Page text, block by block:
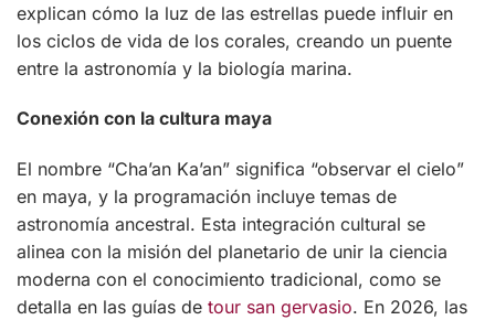
explican cómo la luz de las estrellas puede influir en
los ciclos de vida de los corales, creando un puente
entre la astronomía y la biología marina.
Conexión con la cultura maya
El nombre “Cha’an Ka’an” significa “observar el cielo”
en maya, y la programación incluye temas de
astronomía ancestral. Esta integración cultural se
alinea con la misión del planetario de unir la ciencia
moderna con el conocimiento tradicional, como se
detalla en las guías de tour san gervasio. En 2026, las